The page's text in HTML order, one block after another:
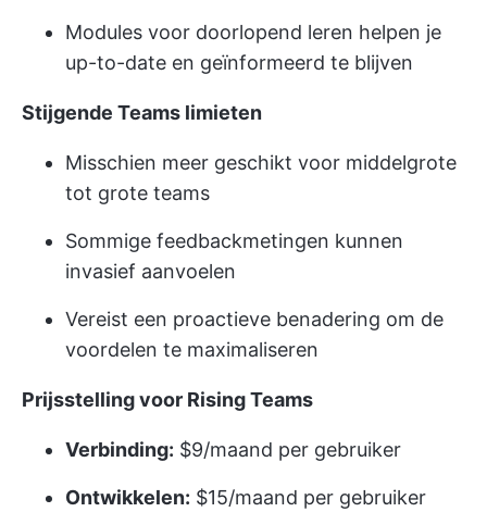
Modules voor doorlopend leren helpen je
up-to-date en geïnformeerd te blijven
Stijgende Teams limieten
Misschien meer geschikt voor middelgrote
tot grote teams
Sommige feedbackmetingen kunnen
invasief aanvoelen
Vereist een proactieve benadering om de
voordelen te maximaliseren
Prijsstelling voor Rising Teams
Verbinding: $9/maand per gebruiker
Ontwikkelen: $15/maand per gebruiker